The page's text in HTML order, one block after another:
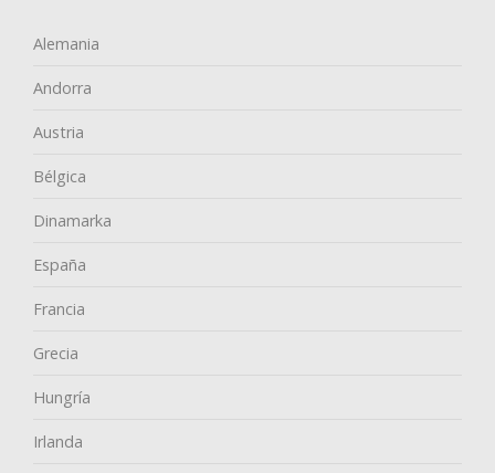
Alemania
Andorra
Austria
Bélgica
Dinamarka
España
Francia
Grecia
Hungría
Irlanda